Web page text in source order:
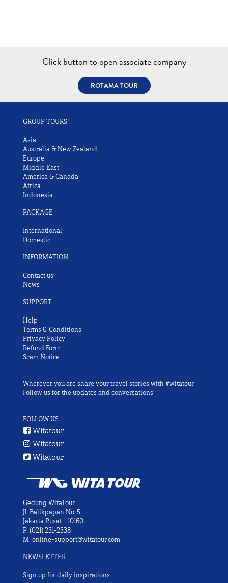
Click button to open associate company
ROTAMA TOUR
GROUP TOURS
Asia
Australia & New Zealand
Europe
Middle East
America & Canada
Africa
Indonesia
PACKAGE
International
Domestic
INFORMATION
Contact us
News
SUPPORT
Help
Terms & Conditions
Privacy Policy
Refund Form
Scam Notice
Wherever you are share your travel stories with #witatour
Follow us for the updates and conversations
FOLLOW US
Witatour
Witatour
Witatour
Gedung WitaTour
Jl. Balikpapan No. 5
Jakarta Pusat - 10160
P. (021) 231-2338
M. online-support@witatour.com
NEWSLETTER
Sign up for daily inspirations.